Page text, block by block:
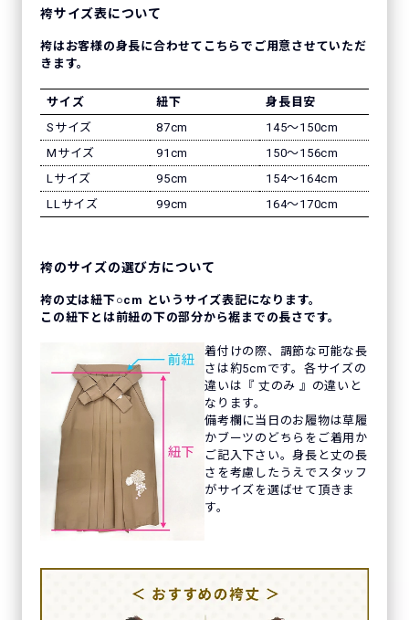
袴サイズ表について
袴はお客様の身長に合わせてこちらでご用意させていただ
きます。
サイズ 紐下
身長目安
Sサイズ
87cm
145〜150cm
Mサイズ
91cm
150〜156cm
Lサイズ
95cm
154〜164cm
LLサイズ
99cm 164〜170cm
袴のサイズの選び方について
袴の丈は紐下○cm というサイズ表記になります。
この紐下とは前紐の下の部分から裾までの長さです。
着付けの際、調節な可能な長
さは約5cmです。各サイズの
違いは『 丈のみ 』の違いと
なります。
備考欄に当日のお履物は草履
かブーツのどちらをご着用か
ご記入下さい。身長と丈の長
さを考慮したうえでスタッフ
がサイズを選ばせて頂きま
す。